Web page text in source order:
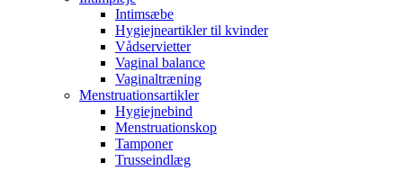
Intimsæbe
Hygiejneartikler til kvinder
Vådservietter
Vaginal balance
Vaginaltræning
Menstruationsartikler
Hygiejnebind
Menstruationskop
Tamponer
Trusseindlæg